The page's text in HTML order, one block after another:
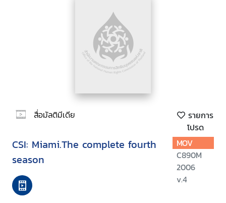
สื่อมัลติมีเดีย
รายการ
โปรด
CSI: Miami.The complete fourth
season
MOV
C890M
2006
v.4